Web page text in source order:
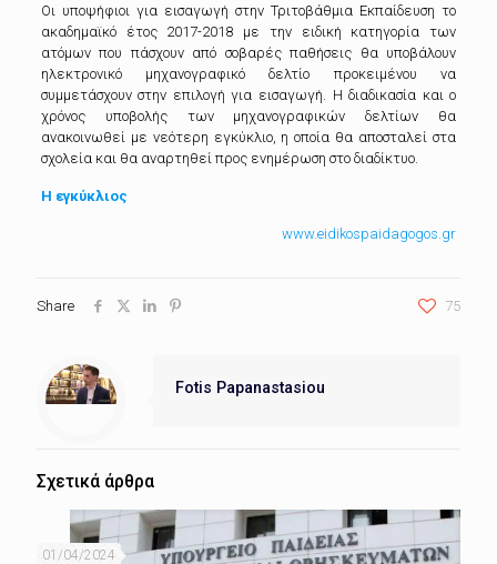
Οι υποψήφιοι για εισαγωγή στην Τριτοβάθμια Εκπαίδευση το
ακαδημαϊκό έτος 2017-2018 με την ειδική κατηγορία των
ατόμων που πάσχουν από σοβαρές παθήσεις θα υποβάλουν
ηλεκτρονικό μηχανογραφικό δελτίο προκειμένου να
συμμετάσχουν στην επιλογή για εισαγωγή. Η διαδικασία και ο
χρόνος υποβολής των μηχανογραφικών δελτίων θα
ανακοινωθεί με νεότερη εγκύκλιο, η οποία θα αποσταλεί στα
σχολεία και θα αναρτηθεί προς ενημέρωση στο διαδίκτυο.
Η εγκύκλιος
www.eidikospaidagogos.gr
Share 75
Fotis Papanastasiou
Σχετικά άρθρα
01/04/2024